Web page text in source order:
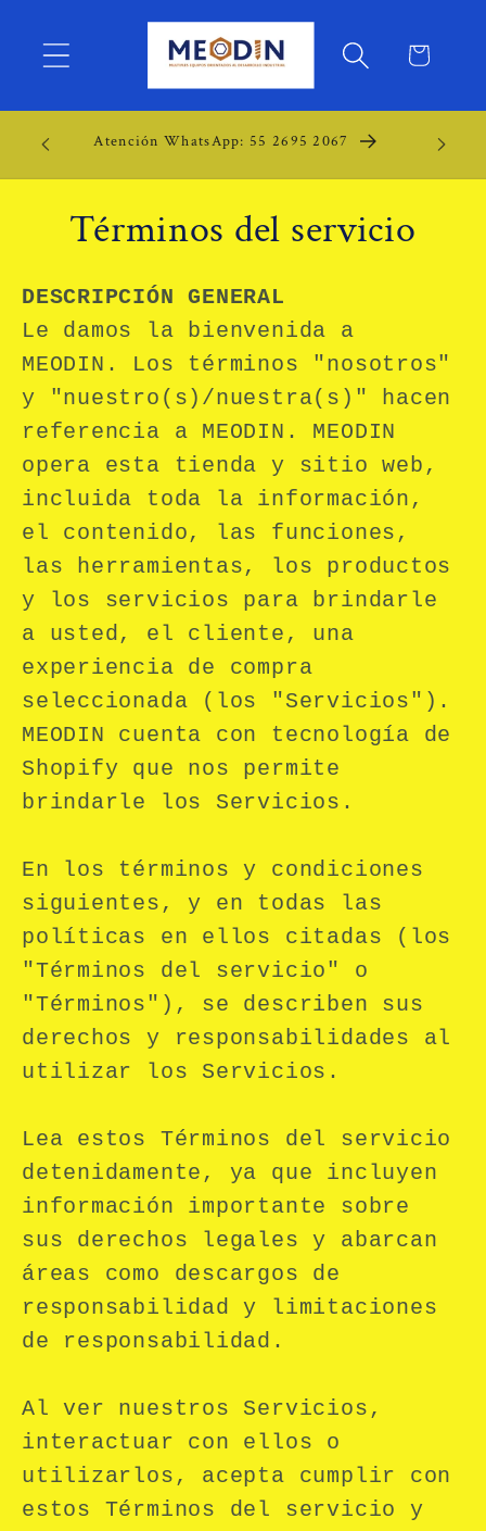
contenido
Carrito
Atención WhatsApp: 55 2695 2067
Términos del servicio
DESCRIPCIÓN GENERAL
Le damos la bienvenida a
MEODIN. Los términos "nosotros"
y "nuestro(s)/nuestra(s)" hacen
referencia a MEODIN. MEODIN
opera esta tienda y sitio web,
incluida toda la información,
el contenido, las funciones,
las herramientas, los productos
y los servicios para brindarle
a usted, el cliente, una
experiencia de compra
seleccionada (los "Servicios").
MEODIN cuenta con tecnología de
Shopify que nos permite
brindarle los Servicios.
En los términos y condiciones
siguientes, y en todas las
políticas en ellos citadas (los
"Términos del servicio" o
"Términos"), se describen sus
derechos y responsabilidades al
utilizar los Servicios.
Lea estos Términos del servicio
detenidamente, ya que incluyen
información importante sobre
sus derechos legales y abarcan
áreas como descargos de
responsabilidad y limitaciones
de responsabilidad.
Al ver nuestros Servicios,
interactuar con ellos o
utilizarlos, acepta cumplir con
estos Términos del servicio y